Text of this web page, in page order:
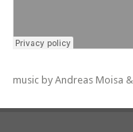
music by Andreas Moisa